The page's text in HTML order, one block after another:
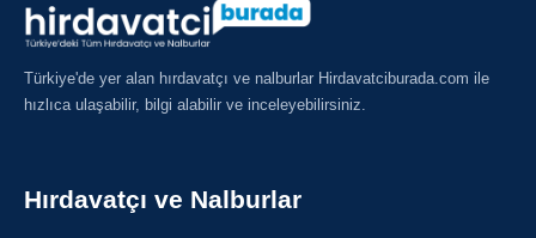
Türkiye'de yer alan hırdavatçı ve nalburlar Hirdavatciburada.com ile
hızlıca ulaşabilir, bilgi alabilir ve inceleyebilirsiniz.
Hırdavatçı ve Nalburlar